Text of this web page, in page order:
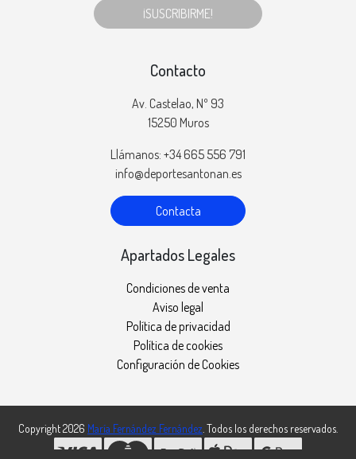
¡SUSCRIBIRME!
Contacto
Av. Castelao, Nº 93
15250 Muros
Llámanos: +34 665 556 791
info@deportesantonan.es
Contacta
Apartados Legales
Condiciones de venta
Aviso legal
Política de privacidad
Política de cookies
Configuración de Cookies
Copyright 2026 María Fernández Fernández . Todos los derechos reservados.